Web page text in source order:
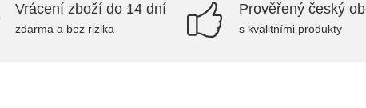
Vrácení zboží do 14 dní
zdarma a bez rizika
Prověřený český
s kvalitními produkty